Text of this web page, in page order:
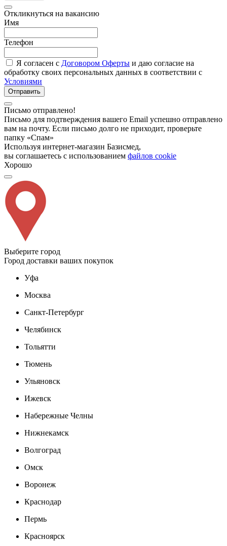
Откликнуться на вакансию
Имя
Телефон
Я согласен с Договором Оферты и даю согласие на
обработку своих персональных данных в соответствии с
Условиями
Отправить
Письмо отправлено!
Письмо для подтверждения вашего Email успешно отправлено
вам на почту. Если письмо долго не приходит, проверьте
папку «Спам»
Используя интернет-магазин Базисмед,
вы соглашаетесь с использованием файлов cookie
Хорошо
Выберите город
Город доставки ваших покупок
Уфа
Москва
Санкт-Петербург
Челябинск
Тольятти
Тюмень
Ульяновск
Ижевск
Набережные Челны
Нижнекамск
Волгоград
Омск
Воронеж
Краснодар
Пермь
Красноярск